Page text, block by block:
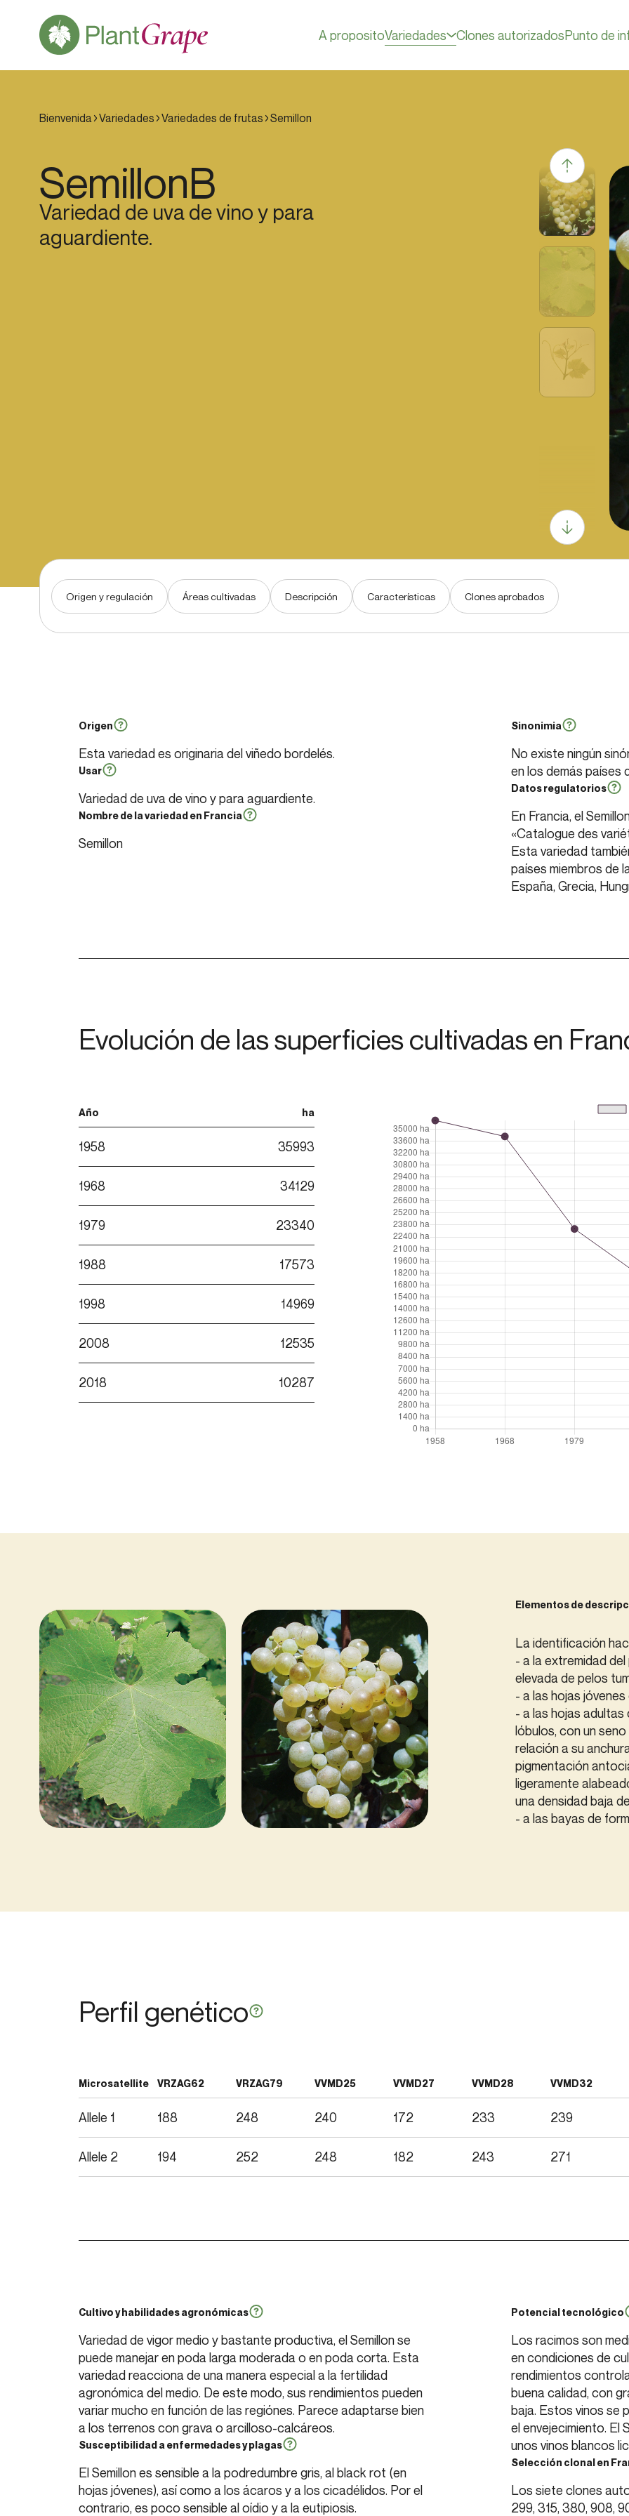
A propositoVariedades Clones autorizadosPunto de
Bienvenida Variedades Variedades de frutas Semillon
SemillonB
Variedad de uva de vino y para
aguardiente.
Origen y regulación Áreas cultivadas Descripción Características Clones aprobados
Origen
Esta variedad es originaria del viñedo bordelés.
Usar
Variedad de uva de vino y para aguardiente.
Nombre de la variedad en Francia
Semillon
Sinonimia
No existe ningún
en los demás países
Datos regulatorios
En Francia, el
«Catalogue des
Esta variedad
países miembros de
España, Grecia,
Evolución de las superficies cultivadas en
Año ha
1958 35993
1968 34129
1979 23340
1988 17573
1998 14969
2008 12535
2018 10287
Elementos de
La identificación
- a la extremidad
elevada de pelos
- a las hojas
- a las hojas
lóbulos, con un
relación a su
pigmentación
ligeramente
una densidad baja
- a las bayas de
Perfil genético
Microsatellite VRZAG62 VRZAG79 VVMD25 VVMD27 VVMD28 VVMD32
Allele 1 188 248 240 172 233 239
Allele 2 194 252 248 182 243 271
Cultivo y habilidades agronómicas
Variedad de vigor medio y bastante productiva, el Semillon se
puede manejar en poda larga moderada o en poda corta. Esta
variedad reacciona de una manera especial a la fertilidad
agronómica del medio. De este modo, sus rendimientos pueden
variar mucho en función de las regiónes. Parece adaptarse bien
a los terrenos con grava o arcilloso-calcáreos.
Susceptibilidad a enfermedades y plagas
El Semillon es sensible a la podredumbre gris, al black rot (en
hojas jóvenes), así como a los ácaros y a los cicadélidos. Por el
contrario, es poco sensible al oídio y a la eutipiosis.
Potencial tecnológico
Los racimos son
en condiciones de
rendimientos
buena calidad, con
baja. Estos vinos se
el envejecimiento. El
unos vinos blancos
Selección clonal en
Los siete clones
299, 315, 380, 908,